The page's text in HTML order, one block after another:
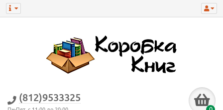
(812)9533325